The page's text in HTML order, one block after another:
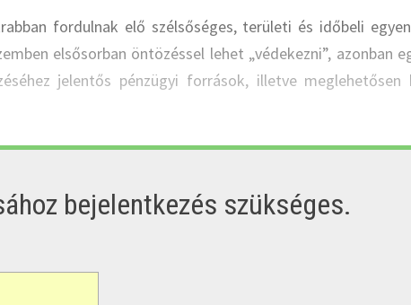
fordulnak elő szélsőséges, területi és időbeli
elsősorban öntözéssel lehet „védekezni”, azonban
jelentős pénzügyi források, illetve
bejelentkezés szükséges.